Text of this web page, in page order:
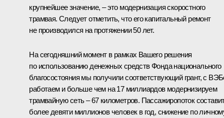
крупнейшее значение, – это модернизация скоростного
трамвая. Следует отметить, что его капитальный ремонт
не производился на протяжении 50 лет.
На сегодняшний момент в рамках Вашего решения
по использованию денежных средств Фонда национального
благосостояния мы получили соответствующий грант, с
работаем и больше чем на 17 миллиардов модернизируем
трамвайную сеть – 67 километров. Пассажиропоток
более девяти миллионов человек в год, снижение по